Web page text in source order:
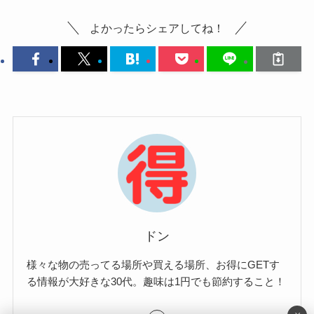
よかったらシェアしてね！
ドン
様々な物の売ってる場所や買える場所、お得にGETす
る情報が大好きな30代。趣味は1円でも節約すること！